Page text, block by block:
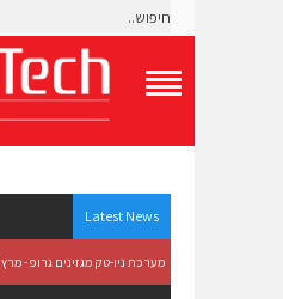
g
l
e
N
a
Latest News
מערכת ניו-טק מגזינים גרופ - מרץ 16, 2025